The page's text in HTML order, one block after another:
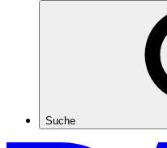
Suche